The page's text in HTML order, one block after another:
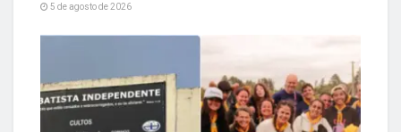
5 de agosto de 2026